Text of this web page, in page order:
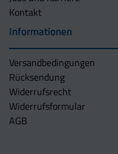
Kontakt
Informationen
Versandbedingungen
Rücksendung
Widerrufsrecht
Widerrufsformular
AGB